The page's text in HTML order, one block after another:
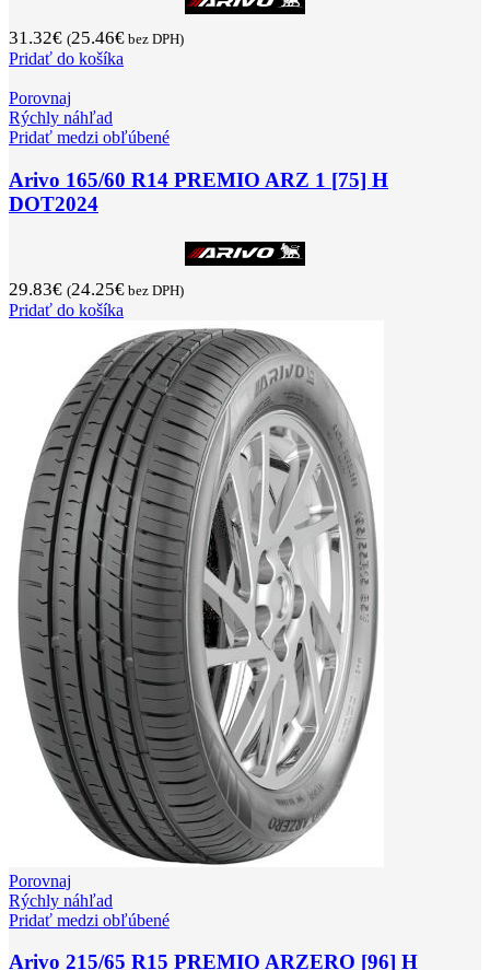
31.32€ (25.46€ bez DPH)
Pridať do košíka
Porovnaj
Rýchly náhľad
Pridať medzi obľúbené
Arivo 165/60 R14 PREMIO ARZ 1 [75] H
DOT2024
29.83€ (24.25€ bez DPH)
Pridať do košíka
Porovnaj
Rýchly náhľad
Pridať medzi obľúbené
Arivo 215/65 R15 PREMIO ARZERO [96] H